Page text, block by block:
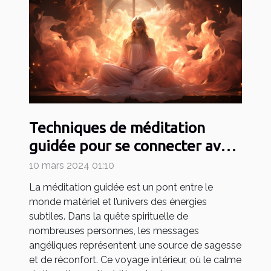
Techniques de méditation
guidée pour se connecter avec
les messages angéliques
10 mars 2024 01:10
La méditation guidée est un pont entre le
monde matériel et l’univers des énergies
subtiles. Dans la quête spirituelle de
nombreuses personnes, les messages
angéliques représentent une source de sagesse
et de réconfort. Ce voyage intérieur, où le calme